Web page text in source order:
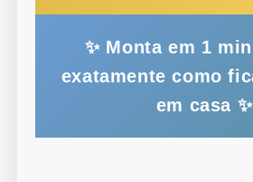
✨ Monta em 1
exatamente como
em casa ✨